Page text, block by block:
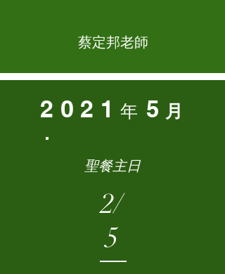
蔡定邦老師
2021年 5 月
聖餐主日
2/
5